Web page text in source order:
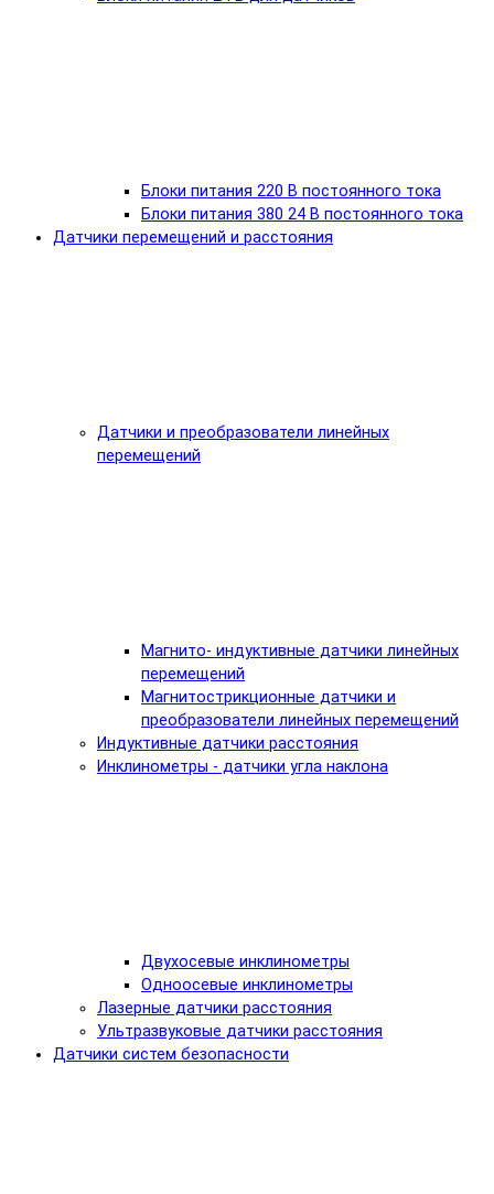
Блоки питания 220 В постоянного тока
Блоки питания 380 24 В постоянного тока
Датчики перемещений и расстояния
Датчики и преобразователи линейных
перемещений
Магнито- индуктивные датчики линейных
перемещений
Магнитострикционные датчики и
преобразователи линейных перемещений
Индуктивные датчики расстояния
Инклинометры - датчики угла наклона
Двухосевые инклинометры
Одноосевые инклинометры
Лазерные датчики расстояния
Ультразвуковые датчики расстояния
Датчики систем безопасности